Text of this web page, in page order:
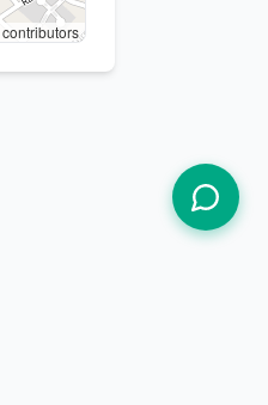
contributors